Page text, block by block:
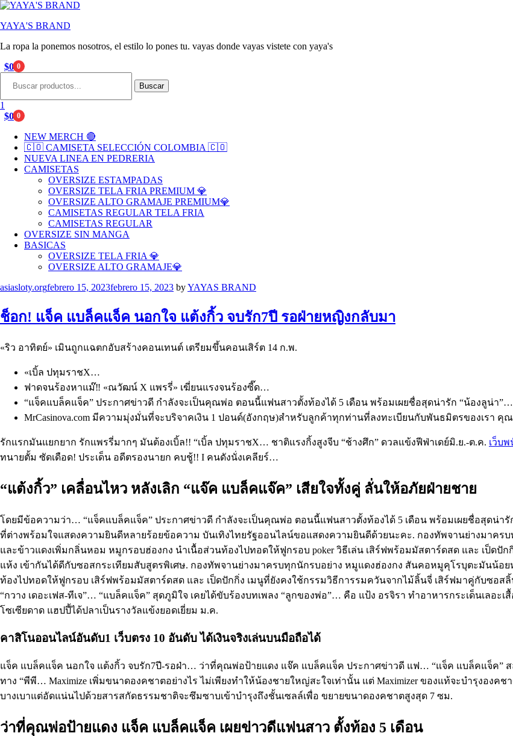
YAYA'S BRAND
La ropa la ponemos nosotros, el estilo lo pones tu. vayas donde vayas vistete con yaya's
0
$0
Buscar
1
0
$0
NEW MERCH 🔴
🇨🇴 CAMISETA SELECCIÓN COLOMBIA 🇨🇴
NUEVA LINEA EN PEDRERIA
CAMISETAS
OVERSIZE ESTAMPADAS
OVERSIZE TELA FRIA PREMIUM 💎
OVERSIZE ALTO GRAMAJE PREMIUM💎
CAMISETAS REGULAR TELA FRIA
CAMISETAS REGULAR
OVERSIZE SIN MANGA
BASICAS
OVERSIZE TELA FRIA 💎
OVERSIZE ALTO GRAMAJE💎
Categories
asiasloty.orgfebrero 15, 2023febrero 15, 2023 byYAYAS BRAND
ช็อก! แจ็ค แบล็คแจ็ค นอกใจ แต้งกิ้ว จบรัก7ปี รอฝ่ายหญิงกลับมา
«ริว อาทิตย์» เมินถูกแฉตกอับสร้างคอนเทนต์ เตรียมขึ้นคอนเสิร์ต 14 ก.พ.
«เบิ้ล ปทุมราชX…
ฟาดจนร้องหาแม๊‼️ «ณวัฒน์ X แพรรี่» เฆี่ยนแรงจนร้องซี๊ด…
“แจ็คแบล็คแจ็ค” ประกาศข่าวดี กำลังจะเป็นคุณพ่อ ตอนนี้แฟนสาวตั้งท้องได้ 5 เดือน พร้อมเผยชื่อสุดน่ารัก “น้องลูน่า
MrCasinova.com มีความมุ่งมั่นที่จะบริจาคเงิน 1 ปอนด์(อังกฤษ)สำหรับลูกค้าทุกท่านที่ลงทะเบียนกับพันธมิตรของเรา
รักแรกมันแยกยาก รักแพรรี่มากๆ มันต้องเบิ้ล!! “เบิ้ล ปทุมราชX… ชาติแรงกิ้งสูงจีบ “ช้างศึก” ดวลแข้งฟีฟ่าเดย์มิ.ย.-ต.ค. เว็บ
ทนายตั้ม ซัดเดือด! ประเด็น อดีตรองนายก คบชู้!! I คนดังนั่งเคลียร์…
“แต้งกิ้ว” เคลื่อนไหว หลังเลิก “แจ๊ค แบล็คแจ๊ค” เสียใจทั้งคู่ ลั่นให้อภัยฝ่ายชาย
โดยมีข้อความว่า… “แจ็คแบล็คแจ็ค” ประกาศข่าวดี กำลังจะเป็นคุณพ่อ ตอนนี้แฟนสาวตั้งท้องได้ 5 เดือน พร้อมเผยชื่อสุดน่า
ที่ต่างพร้อมใจแสดงความยินดีหลายร้อยข้อความ บันเทิงไทยรัฐออนไลน์ขอแสดงความยินดีด้วยนะคะ. กองทัพจานย่างมาค
และข้าวแดงเพิ่มกลิ่นหอม หมูกรอบฮ่องกง นำเนื้อส่วนท้องไปทอดให้ฟูกรอบ poker วิธีเล่น เสิร์ฟพร้อมมัสตาร์ดสด และ เป็ด
แห้ง เข้ากันได้ดีกับซอสกระเทียมสับสูตรพิเศษ. กองทัพจานย่างมาครบทุกนักรบอย่าง หมูแดงฮ่องกง สันคอหมูคุโรบุตะมันน้อ
ท้องไปทอดให้ฟูกรอบ เสิร์ฟพร้อมมัสตาร์ดสด และ เป็ดปักกิ่ง เมนูที่ยังคงใช้กรรมวิธีการรมควันจากไม้ลิ้นจี่ เสิร์ฟมาคู่กับซอ
“กวาง เดอะเฟส-ทีเจ”… “แบล็คแจ็ค” สุดภูมิใจ เคยได้ขับร้องบทเพลง “ลูกของพ่อ”… คือ แป้ง อรจิรา ทำอาหารกระเด็นเล
โซเซียดาด แฮปปี้ได้ปลาเป็นรางวัลแข้งยอดเยี่ยม ม.ค.
คาสิโนออนไลน์อันดับ1 เว็บตรง 10 อันดับ ได้เงินจริงเล่นบนมือถือได้
แจ็ค แบล็คแจ็ค นอกใจ แต้งกิ้ว จบรัก7ปี-รอฝ่า… ว่าที่คุณพ่อป้ายแดง แจ๊ค แบล็คแจ็ค ประกาศข่าวดี แฟ… “แจ็ค แบล็คแจ็ค” ส
ทาง “พีพี… Maximize เพิ่มขนาดองคชาตอย่างไร ไม่เพียงทำให้น้องชายใหญ่สะใจเท่านั้น แต่ Maximizer ของแท้จะบำรุงองค
บางเบาแต่อัดแน่นไปด้วยสารสกัดธรรมชาติจะซึมซาบเข้าบำรุงถึงชั้นเซลล์เพื่อ ขยายขนาดองคชาตสูงสุด 7 ซม.
ว่าที่คุณพ่อป้ายแดง แจ็ค แบล็คแจ็ค เผยข่าวดีแฟนสาว ตั้งท้อง 5 เดือน